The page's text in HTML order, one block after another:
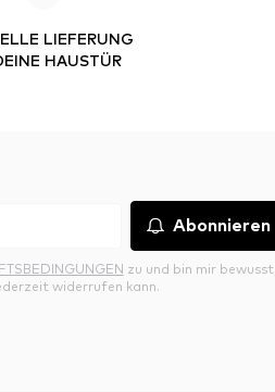
LIEFERUNG
HAUSTÜR
Abonnieren
zu und bin mir bewusst,
widerrufen kann.